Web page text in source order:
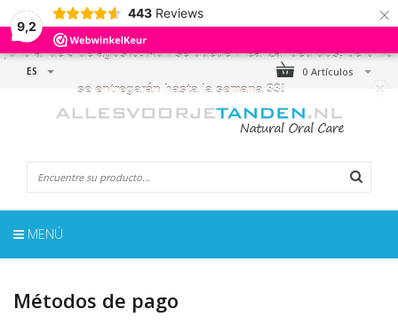
9,2
443 Reviews ×
0 Artículos
ES
MENÚ
Métodos de pago
← ¡NÓTESE BIEN!- ¡La tienda online estará cerrada del 17 de
julio al de 9 de agosto! Aún se pueden realizar pedidos, pero no
se entregarán hasta la semana 33!